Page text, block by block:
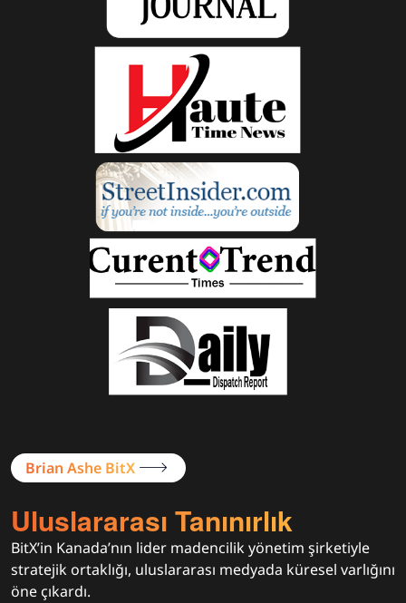
Brian Ashe BitX
Uluslararası Tanınırlık
BitX’in Kanada’nın lider madencilik yönetim şirketiyle
stratejik ortaklığı, uluslararası medyada küresel varlığını
öne çıkardı.